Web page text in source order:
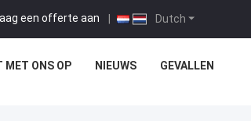
Dutch
een offerte aan |
MET ONS OP NIEUWS GEVALLEN